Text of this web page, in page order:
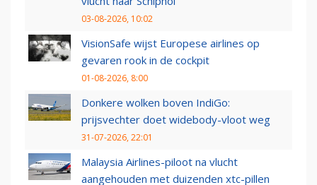
03-08-2026, 10:02
VisionSafe wijst Europese airlines op
gevaren rook in de cockpit
01-08-2026, 8:00
Donkere wolken boven IndiGo:
prijsvechter doet widebody-vloot weg
31-07-2026, 22:01
Malaysia Airlines-piloot na vlucht
aangehouden met duizenden xtc-pillen